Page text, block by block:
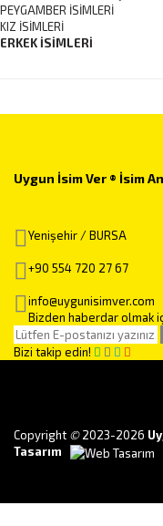
PEYGAMBER İSIMLERI
KIZ İSIMLERI
ERKEK İSIMLERI
Uygun İsim Ver ® İsim
Yenişehir / BURSA
+90 554 720 27 67
info@uygunisimver.com
Bizden haberdar olmak
Bizi takip edin!
Copyright ©2023-2026
Tasarım